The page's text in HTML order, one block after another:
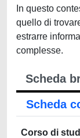
In questo
quello di
estrarre
complesse.
Scheda
Scheda
Corso di